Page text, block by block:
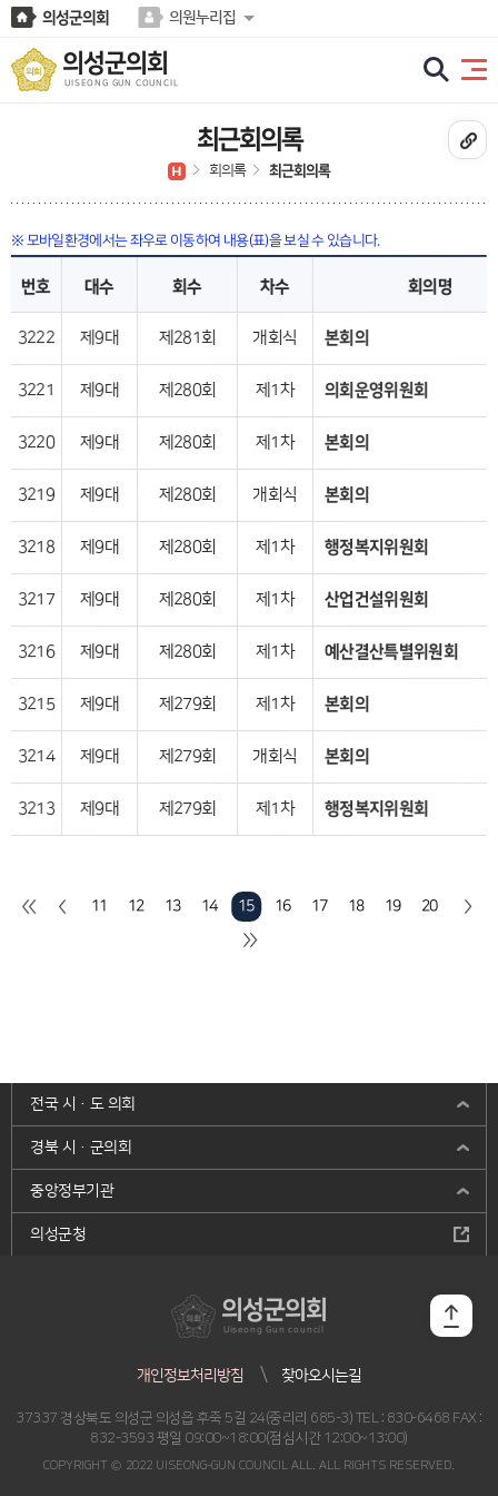
본문바로가기
의성군의회 의원누리집
의성군의회
UISEONG GUN COUNCIL
최근회의록
회의록 최근회의록
※ 모바일환경에서는 좌우로 이동하여 내용(표)을 보실 수 있습니다.
번호 대수 회수 차수 회의명
3222 제9대 제281회 개회식 본회의
3221 제9대 제280회 제1차 의회운영위원회
3220 제9대 제280회 제1차 본회의
3219 제9대 제280회 개회식 본회의
3218 제9대 제280회 제1차 행정복지위원회
3217 제9대 제280회 제1차 산업건설위원회
3216 제9대 제280회 제1차 예산결산특별위원회
3215 제9대 제279회 제1차 본회의
3214 제9대 제279회 개회식 본회의
3213 제9대 제279회 제1차 행정복지위원회
11 12 13 14 15 16 17 18 19 20
전국 시·도 의회
경북 시·군의회
중앙정부기관
의성군청
의성군의회
Uiseong Gun council
개인정보처리방침 찾아오시는길
37337 경상북도 의성군 의성읍 후죽 5길 24(중리리 685-3) TEL : 830-6468 FAX :
832-3593 평일 09:00~18:00(점심시간 12:00~13:00)
COPYRIGHT © 2022 UISEONG-GUN COUNCIL ALL. ALL RIGHTS RESERVED.